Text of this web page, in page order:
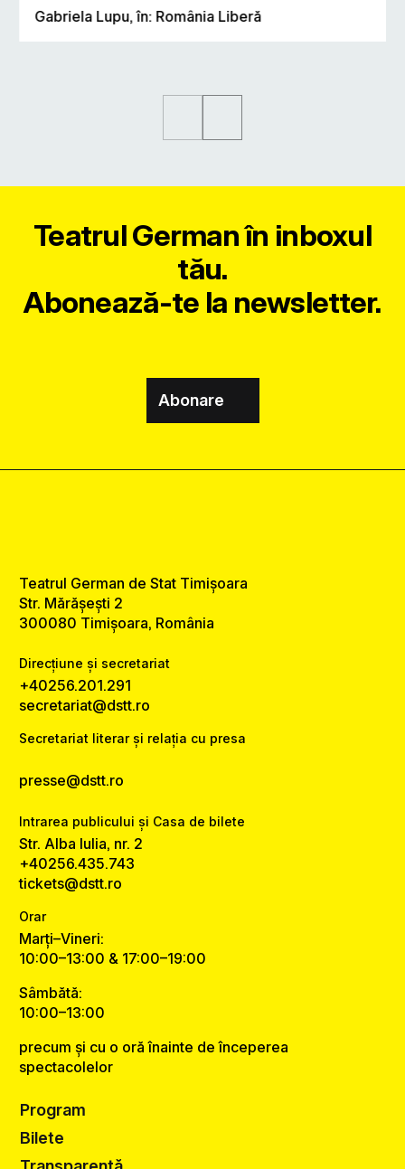
Gabriela Lupu, în: România Liberă
Teatrul German în inboxul
tău.
Abonează-te la newsletter.
Abonare
Teatrul German de Stat Timișoara
Str. Mărășești 2
300080 Timișoara, România
Direcțiune și secretariat
+40256.201.291
secretariat@dstt.ro
Secretariat literar și relația cu presa
presse@dstt.ro
Intrarea publicului și Casa de bilete
Str. Alba Iulia, nr. 2
+40256.435.743
tickets@dstt.ro
Orar
Marți–Vineri:
10:00–13:00 & 17:00–19:00
Sâmbătă:
10:00–13:00
precum și cu o oră înainte de începerea
spectacolelor
Program
Bilete